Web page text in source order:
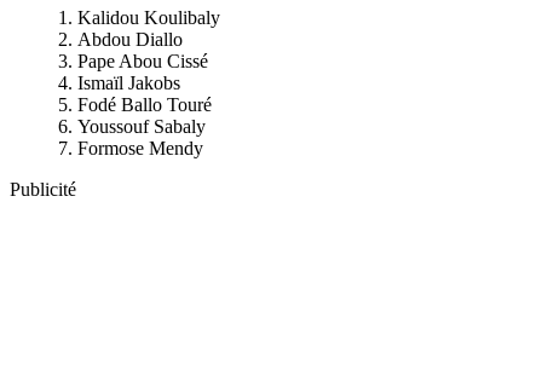
Kalidou Koulibaly
Abdou Diallo
Pape Abou Cissé
Ismaïl Jakobs
Fodé Ballo Touré
Youssouf Sabaly
Formose Mendy
Publicité